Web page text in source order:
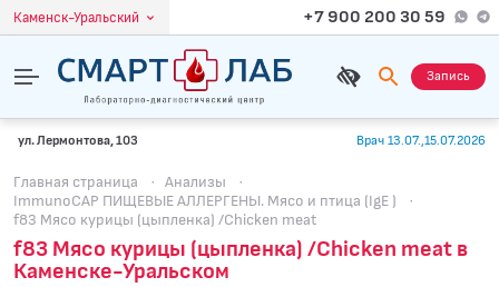
Каменск-Уральский +7 900 200 30 59
Запись
ул. Лермонтова, 103 Врач 13.07.,15.07.2026
Главная страница · Анализы
·
ImmunoCAP ПИЩЕВЫЕ АЛЛЕРГЕНЫ. Мясо и птица (IgE )
·
f83 Мясо курицы (цыпленкa) /Chicken meat
f83 Мясо курицы (цыпленкa) /Chicken meat в
Каменске-Уральском